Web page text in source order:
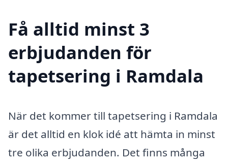
Få alltid minst 3
erbjudanden för
tapetsering i Ramdala
När det kommer till tapetsering i Ramdala
är det alltid en klok idé att hämta in minst
tre olika erbjudanden. Det finns många